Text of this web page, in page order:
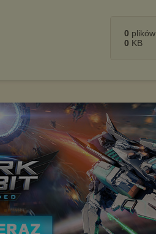
0 plików
0 KB